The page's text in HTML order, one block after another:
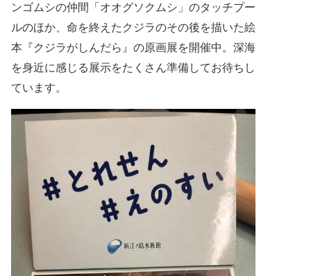
ンゴムシの仲間
「オオグソクムシ」のタッチプー
ルのほか、 命を終えたクジラのその後を描いた絵
本『クジラがしんだら』の原画展を開催中。深海
を身近に感じる展示をたくさん準備してお待ちし
ています。